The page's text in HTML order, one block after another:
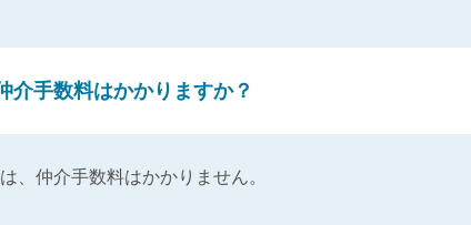
介手数料はかかりますか？
、仲介手数料はかかりません。